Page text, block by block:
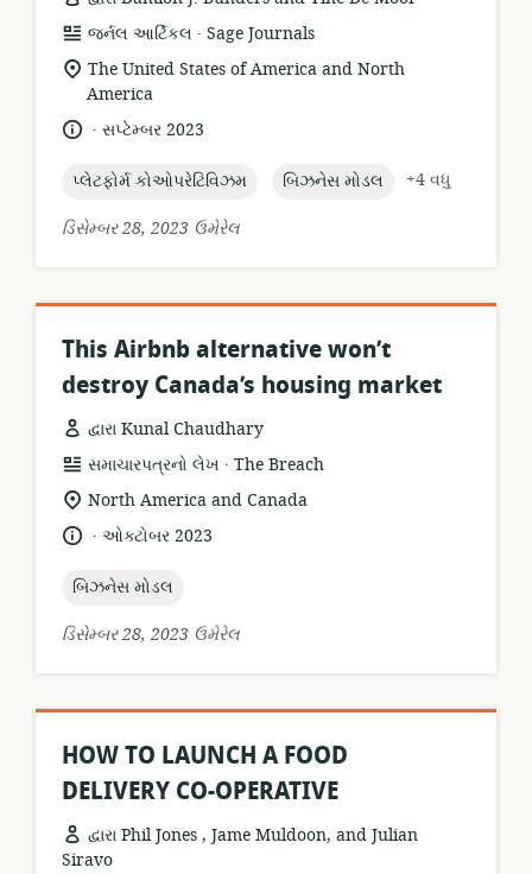
સંસાધન
બંધારણ:
જર્નલ આર્ટિકલ .
પ્રકાશક:
Sage Journals
સુસંગતતા
સ્થાન:
The United States of America and North
America
ભાષા:.
પ્રકાશન
સપ્ટેમ્બર 2023
topic:
પ્લેટફોર્મ કોઓપરેટિવિઝમ topic:
બિઝનેસ મોડલ
+4 વધુ
ડિસેમ્બર 28, 2023 ઉમેરેલ
This Airbnb alternative won’t
destroy Canada’s housing market
દ્વારા Kunal Chaudhary
સંસાધન
બંધારણ:
સમાચારપત્રનો લેખ .
પ્રકાશક:
The Breach
સુસંગતતા
સ્થાન:
North America and Canada
ભાષા:.
પ્રકાશન
ઓક્ટોબર 2023
topic:
બિઝનેસ મોડલ
ડિસેમ્બર 28, 2023 ઉમેરેલ
HOW TO LAUNCH A FOOD
DELIVERY CO-OPERATIVE
દ્વારા Phil Jones , Jame Muldoon, and Julian
Siravo